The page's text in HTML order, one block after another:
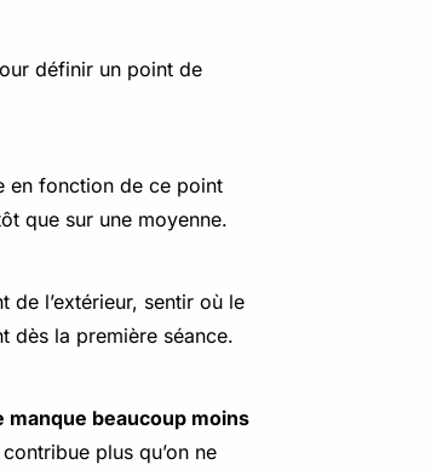
définir un point de
en fonction de ce point
que sur une moyenne.
de l’extérieur, sentir où le
dès la première séance.
manque beaucoup moins
plus qu’on ne